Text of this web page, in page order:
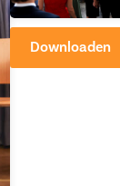
Downloaden